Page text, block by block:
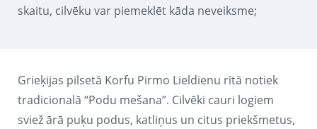
skaitu, cilvēku var piemeklēt kāda neveiksme;
Grieķijas pilsetā Korfu Pirmo Lieldienu rītā notiek
tradicionalā “Podu mešana”. Cilvēki cauri logiem
sviež ārā puķu podus, katliņus un citus priekšmetus,